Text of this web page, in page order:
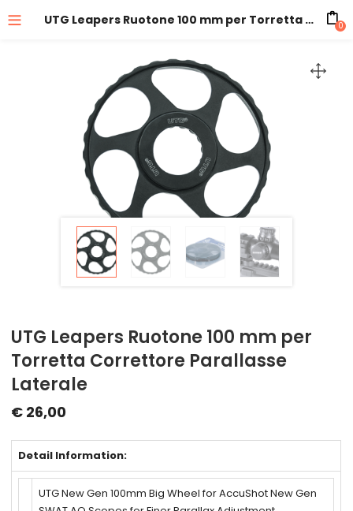
UTG Leapers Ruotone 100 mm per Torretta Correttore Parallasse Laterale 0
UTG Leapers Ruotone 100 mm per
Torretta Correttore Parallasse
Laterale
€ 26,00
Detail Information:
UTG New Gen 100mm Big Wheel for AccuShot New Gen